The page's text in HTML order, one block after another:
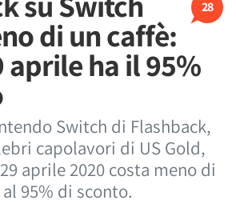
28
di un caffè:
aprile ha il 95%
Switch di Flashback,
capolavori di US Gold,
aprile 2020 costa meno di
95% di sconto.